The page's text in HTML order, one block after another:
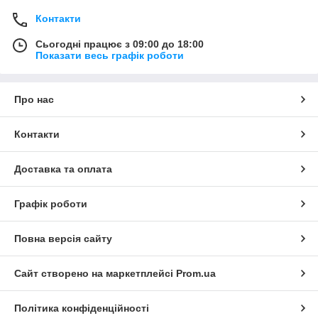
Контакти
Сьогодні працює з 09:00 до 18:00
Показати весь графік роботи
Про нас
Контакти
Доставка та оплата
Графік роботи
Повна версія сайту
Сайт створено на маркетплейсі Prom.ua
Політика конфіденційності